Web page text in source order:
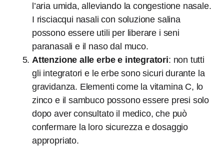
l’aria umida, alleviando la congestione nasale.
I risciacqui nasali con soluzione salina
possono essere utili per liberare i seni
paranasali e il naso dal muco.
Attenzione alle erbe e integratori: non tutti
gli integratori e le erbe sono sicuri durante la
gravidanza. Elementi come la vitamina C, lo
zinco e il sambuco possono essere presi solo
dopo aver consultato il medico, che può
confermare la loro sicurezza e dosaggio
appropriato.